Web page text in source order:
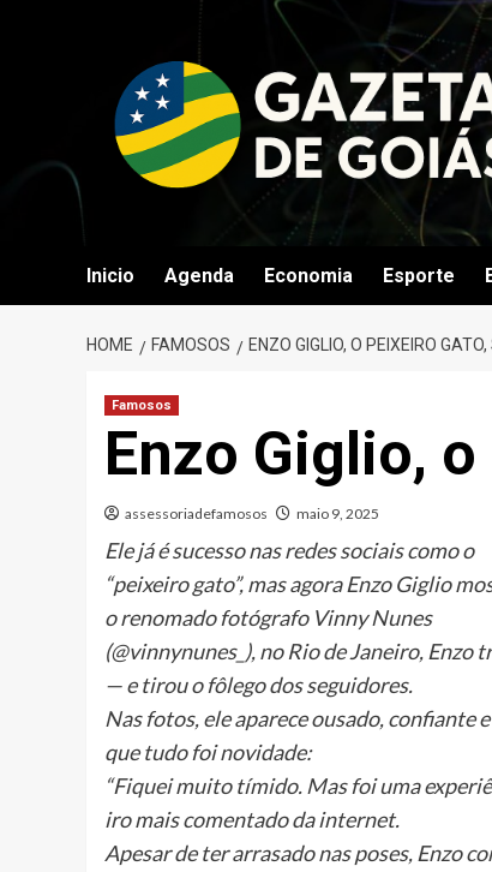
Inicio Agenda Economia Esporte
HOME FAMOSOS ENZO GIGLIO, O PEIXEIRO
Famosos
Enzo Giglio,
assessoriadefamosos maio 9, 2025
Ele já é sucesso nas redes sociais como o
“peixeiro gato”, mas agora Enzo Giglio
o renomado fotógrafo Vinny Nunes
(@vinnynunes_), no Rio de Janeiro,
— e tirou o fôlego dos seguidores.
Nas fotos, ele aparece ousado, confiante
que tudo foi novidade:
“Fiquei muito tímido. Mas foi uma
iro mais comentado da internet.
Apesar de ter arrasado nas poses, Enzo